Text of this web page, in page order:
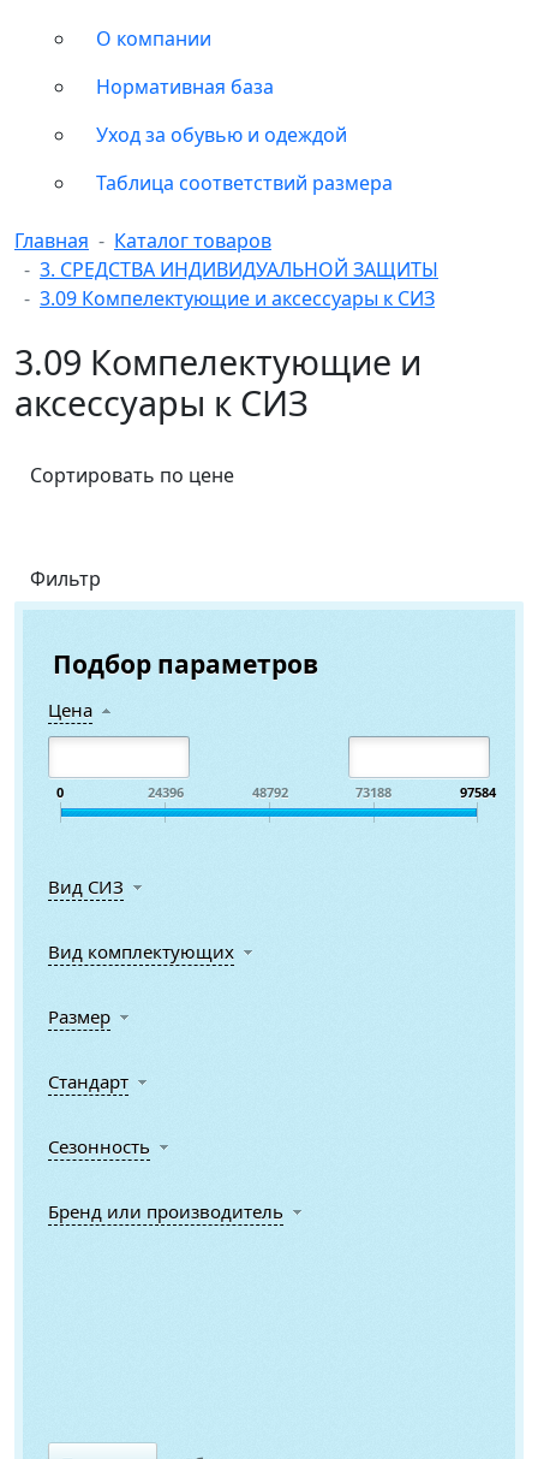
О компании
Нормативная база
Уход за обувью и одеждой
Таблица соответствий размера
Главная
Каталог товаров
3. СРЕДСТВА ИНДИВИДУАЛЬНОЙ ЗАЩИТЫ
3.09 Компелектующие и аксессуары к СИЗ
3.09 Компелектующие и
аксессуары к СИЗ
Сортировать по цене
Фильтр
Подбор параметров
Цена
0 24396 48792 73188 97584
Вид СИЗ
Вид комплектующих
Размер
Стандарт
Сезонность
Бренд или производитель